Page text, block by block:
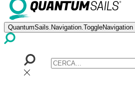
QuantumSails.Navigation.ToggleNavigation